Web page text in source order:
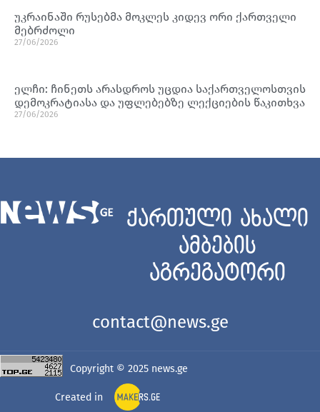
უკრაინაში რუსებმა მოკლეს კიდევ ორი ქართველი
მებრძოლი
27/06/2026
ელჩი: ჩინეთს არასდროს უცდია საქართველოსთვის
დემოკრატიასა და უფლებებზე ლექციების წაკითხვა
27/06/2026
ქართული ახალი
ამბების
აგრეგატორი
contact@news.ge
Copyright © 2025 news.ge
Created in